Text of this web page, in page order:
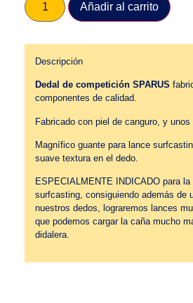
Añadir al carrito
Descripción
Dedal de competición SPARUS
componentes de calidad.
Fabricado con piel de canguro, y unos
Magnífico guante para lance
suave textura en el dedo.
ESPECIALMENTE INDICADO para la
surfcasting, consiguiendo además de
nuestros dedos, lograremos lances
que podemos cargar la caña mucho
didalera.